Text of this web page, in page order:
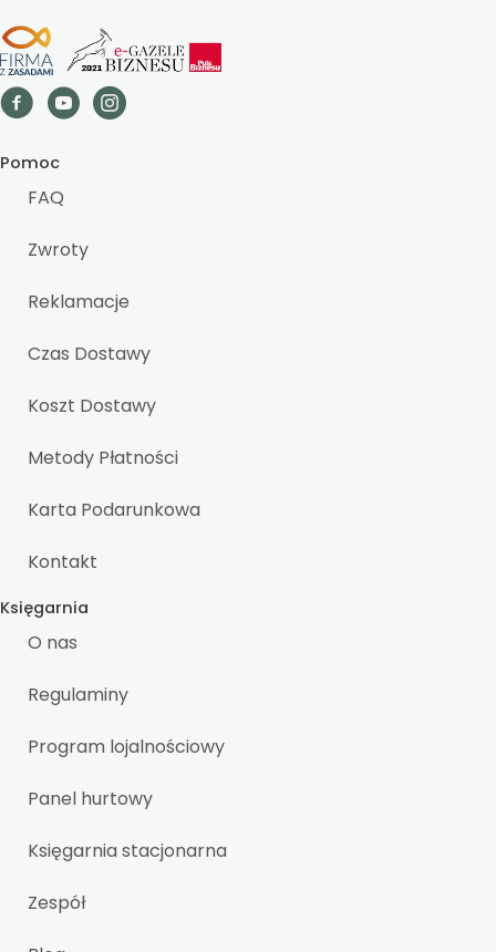
Pomoc
FAQ
Zwroty
Reklamacje
Czas Dostawy
Koszt Dostawy
Metody Płatności
Karta Podarunkowa
Kontakt
Księgarnia
O nas
Regulaminy
Program lojalnościowy
Panel hurtowy
Księgarnia stacjonarna
Zespół